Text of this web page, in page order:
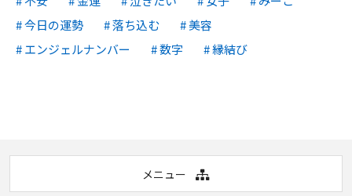
今日の運勢
落ち込む
美容
エンジェルナンバー
数字 縁結び
メニュー